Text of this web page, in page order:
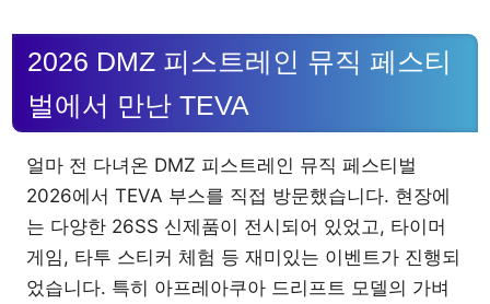
2026 DMZ 피스트레인 뮤직 페스티
벌에서 만난 TEVA
얼마 전 다녀온 DMZ 피스트레인 뮤직 페스티벌
2026에서 TEVA 부스를 직접 방문했습니다. 현장에
는 다양한 26SS 신제품이 전시되어 있었고, 타이머
게임, 타투 스티커 체험 등 재미있는 이벤트가 진행되
었습니다. 특히 아프레아쿠아 드리프트 모델의 가벼